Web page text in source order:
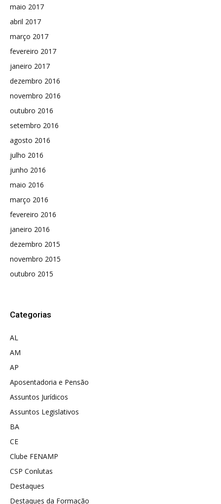
maio 2017
abril 2017
março 2017
fevereiro 2017
janeiro 2017
dezembro 2016
novembro 2016
outubro 2016
setembro 2016
agosto 2016
julho 2016
junho 2016
maio 2016
março 2016
fevereiro 2016
janeiro 2016
dezembro 2015
novembro 2015
outubro 2015
Categorias
AL
AM
AP
Aposentadoria e Pensão
Assuntos Jurídicos
Assuntos Legislativos
BA
CE
Clube FENAMP
CSP Conlutas
Destaques
Destaques da Formação